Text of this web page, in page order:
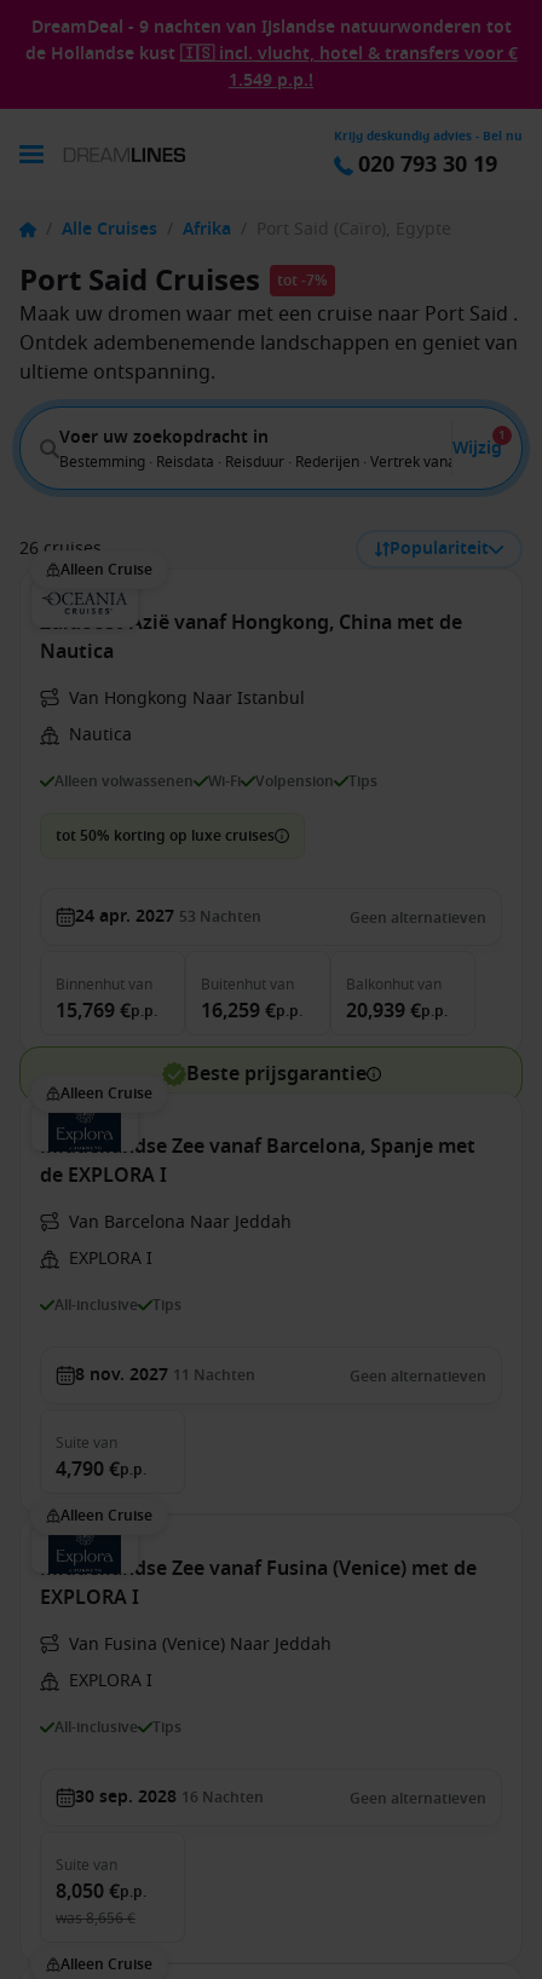
DreamDeal - 9 nachten van IJslandse natuurwonderen tot
de Hollandse kust 🇮🇸 incl. vlucht, hotel & transfers voor €
1.549 p.p.!
Krijg deskundig advies - Bel nu
020 793 30 19
/ Alle Cruises / Afrika / Port Said (Caïro), Egypte
Port Said Cruises tot -7%
Maak uw dromen waar met een cruise naar Port Said .
Ontdek adembenemende landschappen en geniet van
ultieme ontspanning.
Voer uw zoekopdracht in
Bestemming · Reisdata · Reisduur · Rederijen · Vertrek vanaf
Wijzig
1
26 cruises Populariteit
Alleen Cruise
Zuidoost-Azië vanaf Hongkong, China met de
Nautica
Van Hongkong Naar Istanbul
Nautica
Alleen volwassenen Wi-Fi Volpension Tips
tot 50% korting op luxe cruises
24 apr. 2027 53 Nachten Geen alternatieven
Binnenhutvan
15,769 €p.p.
Buitenhutvan
16,259 €p.p.
Balkonhutvan
20,939 €p.p.
Beste prijsgarantie
Alleen Cruise
Middellandse Zee vanaf Barcelona, Spanje met
de EXPLORA I
Van Barcelona Naar Jeddah
EXPLORA I
All-inclusive Tips
8 nov. 2027 11 Nachten Geen alternatieven
Suite van
4,790 €p.p.
Alleen Cruise
Middellandse Zee vanaf Fusina (Venice) met de
EXPLORA I
Van Fusina (Venice) Naar Jeddah
EXPLORA I
All-inclusive Tips
30 sep. 2028 16 Nachten Geen alternatieven
Suite van
8,050 €p.p.
was8,656 €
Alleen Cruise